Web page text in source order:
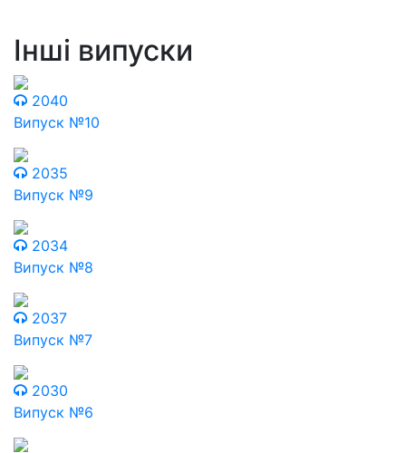
Інші випуски
2040
Випуск №10
2035
Випуск №9
2034
Випуск №8
2037
Випуск №7
2030
Випуск №6